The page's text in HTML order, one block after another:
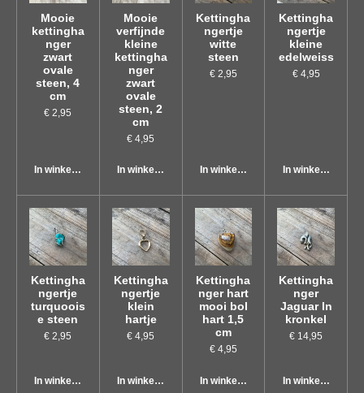
Mooie
kettingha
nger
zwart
ovale
steen, 4
cm
€ 2,95
In winkelwagen
Mooie
verfijnde
kleine
kettingha
nger
zwart
ovale
steen, 2
cm
€ 4,95
In winkelwagen
Kettingha
ngertje
witte
steen
€ 2,95
In winkelwagen
Kettingha
ngertje
kleine
edelweiss
€ 4,95
In winkelwagen
Kettingha
ngertje
turquoois
e steen
€ 2,95
In winkelwagen
Kettingha
ngertje
klein
hartje
€ 4,95
In winkelwagen
Kettingha
nger hart
mooi bol
hart 1,5
cm
€ 4,95
In winkelwagen
Kettingha
nger
Jaguar In
kronkel
€ 14,95
In winkelwagen